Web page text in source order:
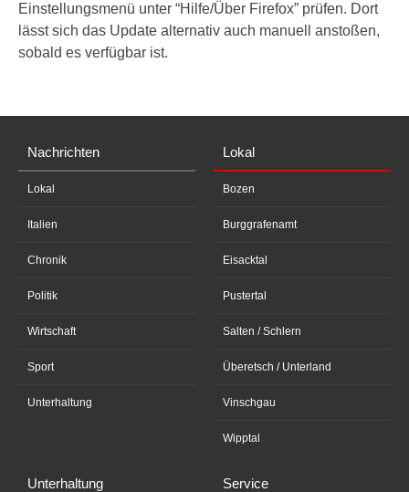
Einstellungsmenü unter “Hilfe/Über Firefox” prüfen. Dort
lässt sich das Update alternativ auch manuell anstoßen,
sobald es verfügbar ist.
Nachrichten
Lokal
Italien
Chronik
Politik
Wirtschaft
Sport
Unterhaltung
Lokal
Bozen
Burggrafenamt
Eisacktal
Pustertal
Salten / Schlern
Überetsch / Unterland
Vinschgau
Wipptal
Unterhaltung Service